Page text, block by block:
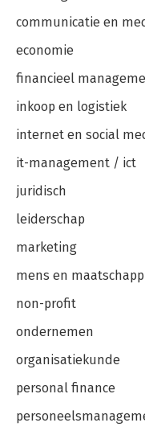
communicatie en
economie
financieel
inkoop en logistiek
internet en social
it-management / ict
juridisch
leiderschap
marketing
mens en
non-profit
ondernemen
organisatiekunde
personal finance